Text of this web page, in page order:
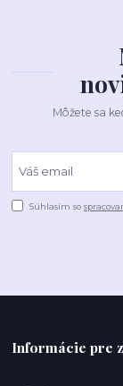
Môžete sa
Súhlasím so
Informácie pre